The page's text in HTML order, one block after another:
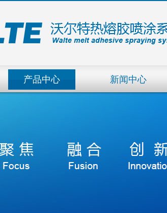
产品中心 新闻中心